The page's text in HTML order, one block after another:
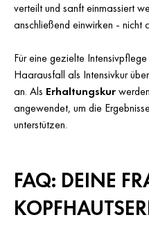
verteilt und sanft einmassiert
anschließend einwirken - nicht
Für eine gezielte
Haarausfall als Intensivkur
an. Als Erhaltungskur
angewendet, um die
unterstützen.
FAQ: DEINE